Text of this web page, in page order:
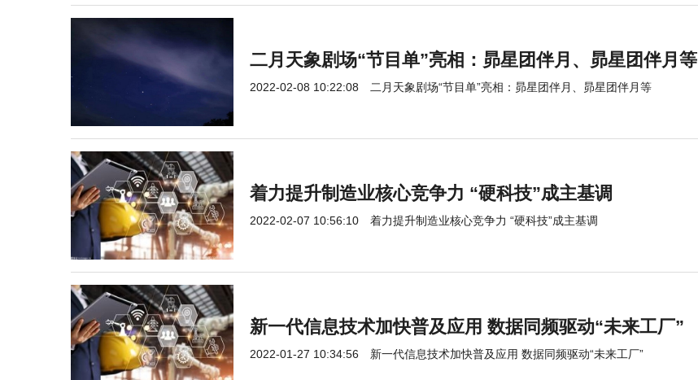
二月天象剧场“节目单”亮相：昴星团伴月、昴星团伴月等
2022-02-08 10:22:08 二月天象剧场“节目单”亮相：昴星团伴月、昴星团伴月等
着力提升制造业核心竞争力 “硬科技”成主基调
2022-02-07 10:56:10 着力提升制造业核心竞争力 “硬科技”成主基调
新一代信息技术加快普及应用 数据同频驱动“未来工厂”
2022-01-27 10:34:56 新一代信息技术加快普及应用 数据同频驱动“未来工厂”